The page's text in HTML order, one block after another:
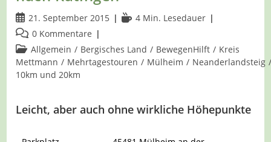
Beitrag
veröffentlicht:
21. September 2015 Lesedauer:
4 Min. Lesedauer
Beitrags-
Kommentare:
0 Kommentare
Beitrags-
Kategorie:
Allgemein / Bergisches Land / BewegenHilft / Kreis
Mettmann / Mehrtagestouren / Mülheim / Neanderlandsteig
10km und 20km
Leicht, aber auch ohne wirkliche Höhepunkte